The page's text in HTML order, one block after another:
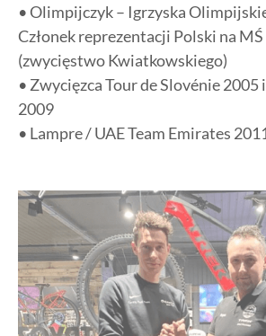
• Olimpijczyk – Igrzyska
Członek reprezentacji Polski na
(zwycięstwo Kwiatkowskiego)
• Zwycięzca Tour de Slovénie 2005
2009
• Lampre / UAE Team Emirates